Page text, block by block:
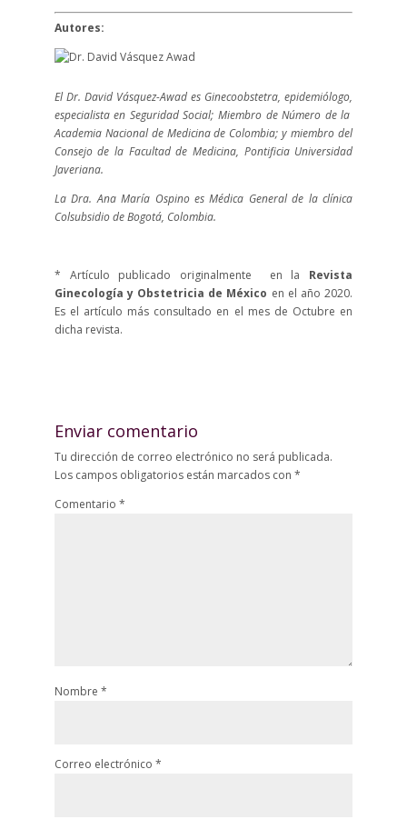
Autores:
El Dr. David Vásquez-Awad es Ginecoobstetra, epidemiólogo,
especialista en Seguridad Social; Miembro de Número de la
Academia Nacional de Medicina de Colombia; y miembro del
Consejo de la Facultad de Medicina, Pontificia Universidad
Javeriana.
La Dra. Ana María Ospino es Médica General de la clínica
Colsubsidio de Bogotá, Colombia.
* Artículo publicado originalmente en la Revista
Ginecología y Obstetricia de México en el año 2020.
Es el artículo más consultado en el mes de Octubre en
dicha revista.
Enviar comentario
Tu dirección de correo electrónico no será publicada.
Los campos obligatorios están marcados con *
Comentario *
Nombre *
Correo electrónico *